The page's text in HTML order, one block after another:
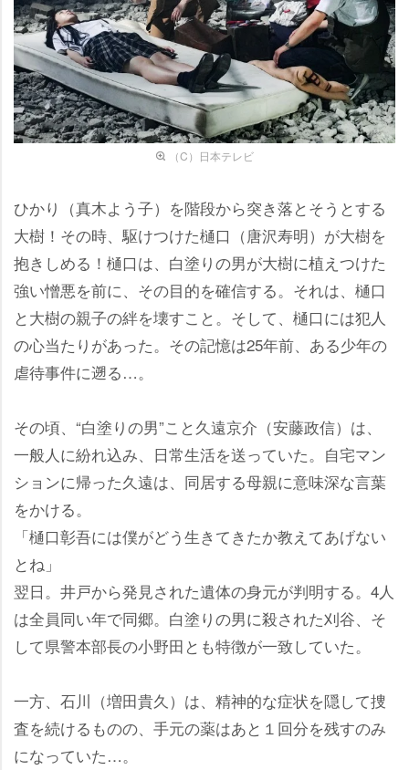
（C）日本テレビ
ひかり（真木よう子）を階段から突き落とそうとする
大樹！その時、駆けつけた樋口（唐沢寿明）が大樹を
抱きしめる！樋口は、白塗りの男が大樹に植えつけた
強い憎悪を前に、その目的を確信する。それは、樋口
と大樹の親子の絆を壊すこと。そして、樋口には犯人
の心当たりがあった。その記憶は25年前、ある少年の
虐待事件に遡る…。
その頃、“白塗りの男”こと久遠京介（安藤政信）は、
一般人に紛れ込み、日常生活を送っていた。自宅マン
ションに帰った久遠は、同居する母親に意味深な言葉
をかける。
「樋口彰吾には僕がどう生きてきたか教えてあげない
とね」
翌日。井戸から発見された遺体の身元が判明する。4人
は全員同い年で同郷。白塗りの男に殺された刈谷、そ
して県警本部長の小野田とも特徴が一致していた。
一方、石川（増田貴久）は、精神的な症状を隠して捜
査を続けるものの、手元の薬はあと１回分を残すのみ
になっていた…。